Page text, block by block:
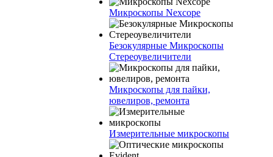
Микроскопы Nexcope
Безокулярные Микроскопы
Стереоувеличители
Микроскопы для пайки,
ювелиров, ремонта
Измерительные микроскопы